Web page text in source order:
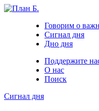
Говорим о
Сигнал дня
Дно дня
Поддержите
О нас
Поиск
Сигнал дня